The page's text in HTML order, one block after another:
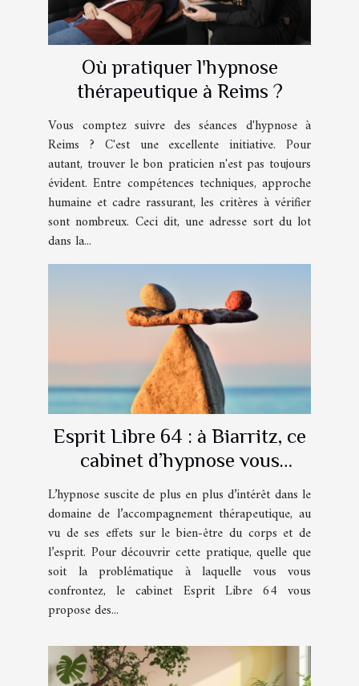
Où pratiquer l'hypnose
thérapeutique à Reims ?
Vous comptez suivre des séances d'hypnose à
Reims ? C'est une excellente initiative. Pour
autant, trouver le bon praticien n'est pas toujours
évident. Entre compétences techniques, approche
humaine et cadre rassurant, les critères à vérifier
sont nombreux. Ceci dit, une adresse sort du lot
dans la...
Esprit Libre 64 : à Biarritz, ce
cabinet d’hypnose vous
accompagne au quotidien !
L’hypnose suscite de plus en plus d’intérêt dans le
domaine de l’accompagnement thérapeutique, au
vu de ses effets sur le bien-être du corps et de
l’esprit. Pour découvrir cette pratique, quelle que
soit la problématique à laquelle vous vous
confrontez, le cabinet Esprit Libre 64 vous
propose des...